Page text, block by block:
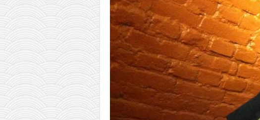
pravoslavlje
zabranjena istorija
ćirilica
porodične priče
umesto tvitera
kalendar srpski
azbuki i knjige